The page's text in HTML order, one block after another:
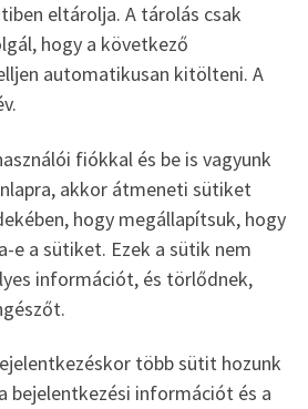
eltárolja. A tárolás csak
hogy a következő
automatikusan kitölteni. A
fiókkal és be is vagyunk
akkor átmeneti sütiket
hogy megállapítsuk, hogy
e a sütiket. Ezek a sütik nem
információt, és törlődnek,
több sütit hozunk
bejelentkezési információt és a